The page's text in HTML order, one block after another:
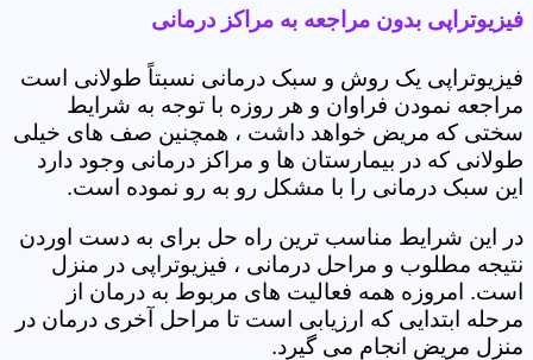
فیزیوتراپی بدون مراجعه به مراکز درمانی
فیزیوتراپی یک روش و سبک درمانی نسبتاً طولانی است
مراجعه نمودن فراوان و هر روزه با توجه به شرایط
سختی که مریض خواهد داشت ، همچنین صف های خیلی
طولانی که در بیمارستان ها و مراکز درمانی وجود دارد
این سبک درمانی را با مشکل رو به رو نموده است.
در این شرایط مناسب ترین راه حل برای به دست اوردن
نتیجه مطلوب و مراحل درمانی ، فیزیوتراپی در منزل
است. امروزه همه فعالیت های مربوط به درمان از
مرحله ابتدایی که ارزیابی است تا مراحل آخری درمان در
منزل مریض انجام می گیرد.